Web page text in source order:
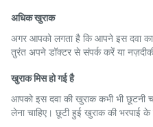
अधिक खुराक
अगर आपको लगता है कि आपने इस दवा
तुरंत अपने डॉक्टर से संपर्क करें या
खुराक मिस हो गई है
आपको इस दवा की खुराक कभी भी छूटनी
लेना चाहिए। छूटी हुई खुराक की भरपाई